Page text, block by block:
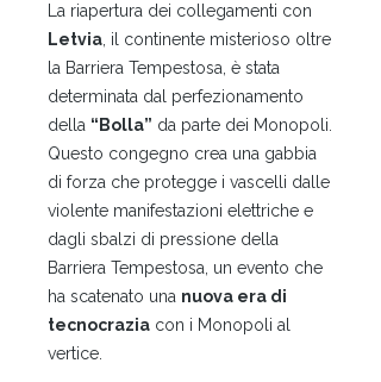
La riapertura dei collegamenti con
Letvia , il continente misterioso oltre
la Barriera Tempestosa, è stata
determinata dal perfezionamento
della “Bolla” da parte dei Monopoli.
Questo congegno crea una gabbia
di forza che protegge i vascelli dalle
violente manifestazioni elettriche e
dagli sbalzi di pressione della
Barriera Tempestosa, un evento che
ha scatenato una nuova era di
tecnocrazia con i Monopoli al
vertice.